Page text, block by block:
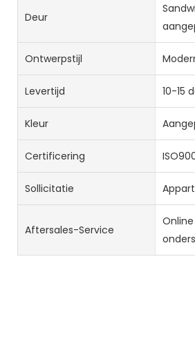
Deur
Ontwerpstijl
Levertijd 10-15
Kleur
Certificering
Sollicitatie
Aftersales-Service